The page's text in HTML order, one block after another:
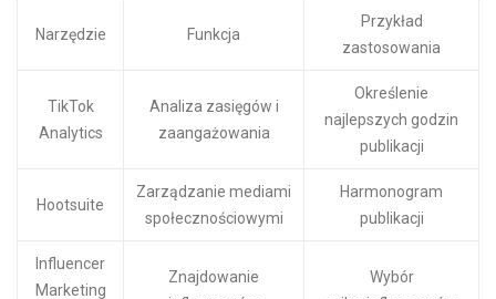
Narzędzie Funkcja
Przykład
zastosowania
TikTok
Analytics
Analiza zasięgów i
zaangażowania
Określenie
najlepszych godzin
publikacji
Hootsuite
Zarządzanie mediami
społecznościowymi
Harmonogram
publikacji
Influencer
Marketing
Znajdowanie
Wybór